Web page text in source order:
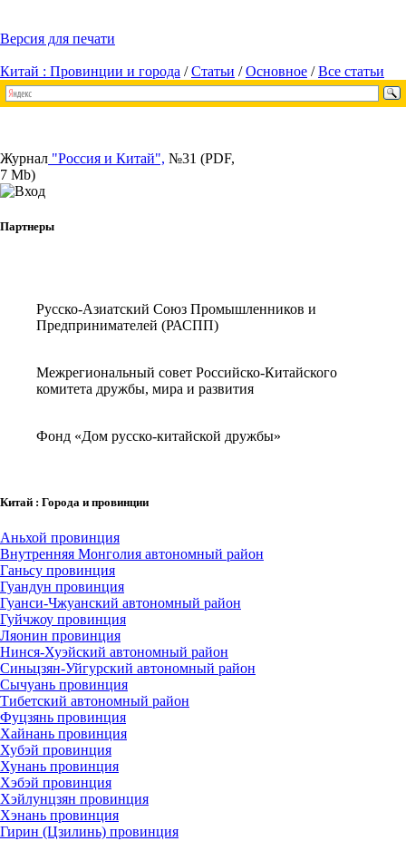
Версия для печати
Китай : Провинции и города /Статьи /Основное /Все статьи
Журнал "Россия и Китай", №31 (PDF,
7 Mb)
Партнеры
Русско-Азиатский Союз Промышленников и
Предпринимателей (РАСПП)
Межрегиональный совет Российско-Китайского
комитета дружбы, мира и развития
Фонд «Дом русско-китайской дружбы»
Китай : Города и провинции
Аньхой провинция
Внутренняя Монголия автономный район
Ганьсу провинция
Гуандун провинция
Гуанси-Чжуанский автономный район
Гуйчжоу провинция
Ляонин провинция
Нинся-Хуэйский автономный район
Синьцзян-Уйгурский автономный район
Сычуань провинция
Тибетский автономный район
Фуцзянь провинция
Хайнань провинция
Хубэй провинция
Хунань провинция
Хэбэй провинция
Хэйлунцзян провинция
Хэнань провинция
Гирин (Цзилинь) провинция